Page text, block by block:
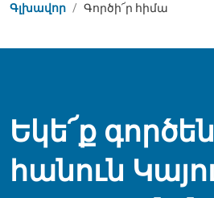
Կայքում գտնվելու վայրը
Գլխավոր / Գործի՜ր հիմա
Եկե՜ք
հանուն